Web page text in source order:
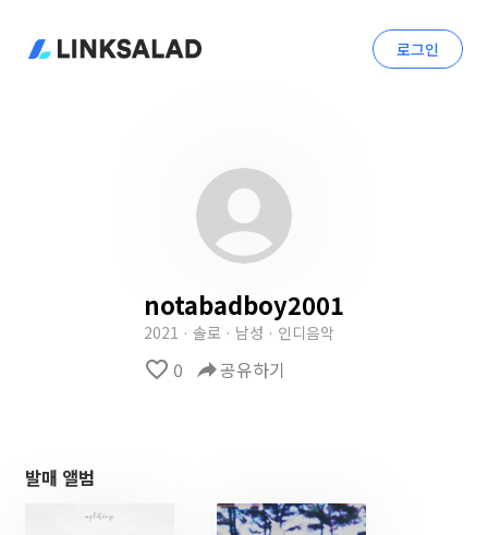
로그인
notabadboy2001
2021 · 솔로 · 남성 · 인디음악
favorite_border 0 reply공유하기
발매 앨범